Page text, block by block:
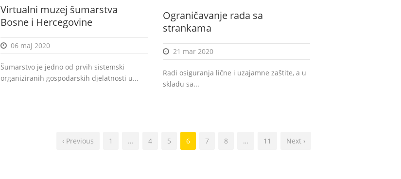
Virtualni muzej šumarstva
Bosne i Hercegovine
06 maj 2020
Šumarstvo je jedno od prvih sistemski
organiziranih gospodarskih djelatnosti u...
Ograničavanje rada sa
strankama
21 mar 2020
Radi osiguranja lične i uzajamne zaštite, a u
skladu sa...
‹ Previous 1 … 4 5 6 7 8 … 11 Next ›